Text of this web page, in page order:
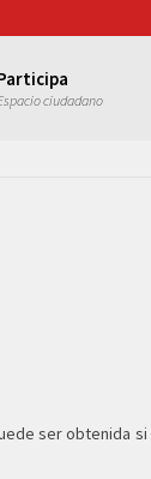
ciudadano
ser obtenida